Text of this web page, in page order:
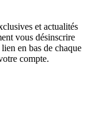
et actualités
vous désinscrire
en bas de chaque
compte.